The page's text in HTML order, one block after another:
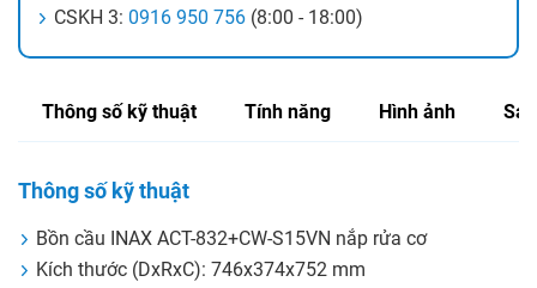
CSKH 3: 0916 950 756 (8:00 - 18:00)
Thông số kỹ thuật Tính năng Hình ảnh
Thông số kỹ thuật
Bồn cầu INAX ACT-832+CW-S15VN nắp rửa cơ
Kích thước (DxRxC): 746x374x752 mm